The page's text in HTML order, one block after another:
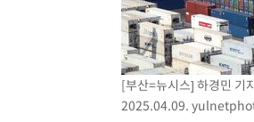
선재도서 해루질 나섰다 실종
남자 농구, 나고야 아시안게임
여수 오동도 해상서 모터보트
극한폭염 한풀 꺾이지만…'낮
축구협회 "압수수색·성접대 논
[부산=뉴시스] 하경민 기
2025.04.09.